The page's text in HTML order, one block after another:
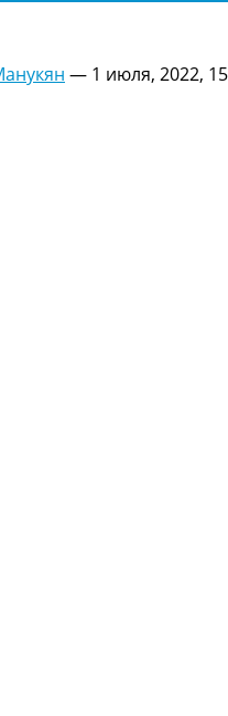
— 1 июля, 2022,